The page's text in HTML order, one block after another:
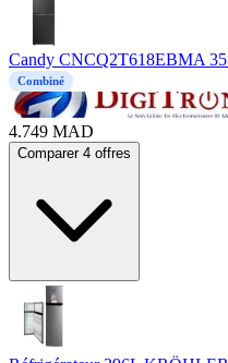
Candy CNCQ2T618EBMA
Combiné
4.749 MAD
Comparer 4 offres